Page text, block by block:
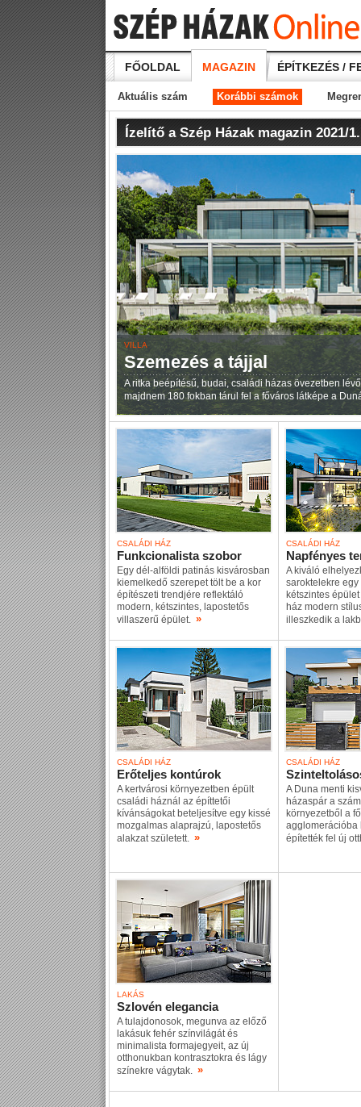
FŐOLDAL MAGAZIN ÉPÍTKEZÉS /
Aktuális szám Korábbi számok
Ízelítő a Szép Házak magazin 2021/
VILLA
Szemezés a tájjal
A ritka beépítésű, budai, családi házas övezetben
majdnem 180 fokban tárul fel a főváros látképe a
CSALÁDI HÁZ
Funkcionalista szobor
Egy dél-alföldi patinás kisvárosban
kiemelkedő szerepet tölt be a kor
építészeti trendjére reflektáló
modern, kétszintes, lapostetős
villaszerű épület. »
CSALÁDI HÁZ
Napfényes
A kiváló
saroktelekre
kétszintes
ház modern
illeszkedik a
CSALÁDI HÁZ
Erőteljes kontúrok
A kertvárosi környezetben épült
családi háznál az építtetői
kívánságokat beteljesítve egy kissé
mozgalmas alaprajzú, lapostetős
alakzat született. »
CSALÁDI HÁZ
A Duna menti
házaspár a
környezetből a
agglomerációba
építették fel új
LAKÁS
Szlovén elegancia
A tulajdonosok, megunva az előző
lakásuk fehér színvilágát és
minimalista formajegyeit, az új
otthonukban kontrasztokra és lágy
színekre vágytak. »